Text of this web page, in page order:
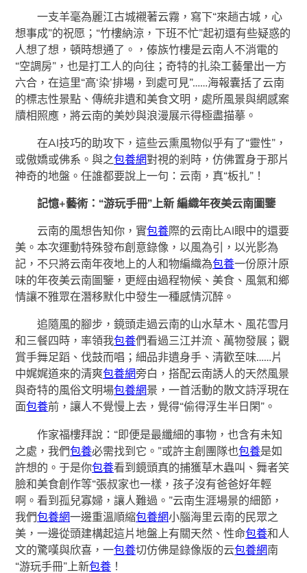
一支羊毫為麗江古城襯著云霧，寫下“來趟古城，心
想事成”的祝愿；“竹樓納涼，下班不忙”起初還有些疑惑的
人想了想，頓時想通了。，傣族竹樓是云南人不消電的
“空調房”，也是打工人的向往；奇特的扎染工藝暈出一方
六合，在這里“高‘染’排場，到處可見”……海報囊括了云南
的標志性景點、傳統非遺和美食文明，處所風景與網感案
牘相照應，將云南的美妙與浪漫展示得極盡描摹。
在AI技巧的助攻下，這些云熏風物似乎有了“靈性”，
或傲嬌或佛系。與之包養網對視的剎時，仿佛置身于那片
神奇的地盤。任誰都要說上一句：云南，真“板扎”！
記憶+藝術：“游玩手冊”上新 編織年夜美云南圖鑒
云南的風想告知你，實包養際的云南比AI眼中的還要
美。本次運動特殊發布創意錄像，以風為引，以光影為
記，不只將云南年夜地上的人和物編織為包養一份原汁原
味的年夜美云南圖鑒，更經由過程物候、美食、風氣和鄉
情讓不雅眾在潛移默化中發生一種感情沉醉。
追隨風的腳步，鏡頭走過云南的山水草木、風花雪月
和三餐四時，率領我包養們看過三江并流、萬物發展；觀
賞手舞足蹈、伐鼓而唱；細品非遺身手、清歡至味……片
中娓娓道來的清爽包養網旁白，搭配云南誘人的天然風景
與奇特的風俗文明場包養網景，一首活動的散文詩浮現在
面包養前，讓人不覺慢上去，覺得“偷得浮生半日閑”。
作家福樓拜說：“即便是最纖細的事物，也含有未知
之處，我們包養必需找到它。”或許主創團隊也包養是如
許想的。于是你包養看到鏡頭真的捕獲草木蟲叫、舞者笑
臉和美食創作等“張叔家也一樣，孩子沒有爸爸好年輕
啊。看到孤兒寡婦，讓人難過。”云南生涯場景的細節，
我們包養網一邊重溫順縮包養網小腦海里云南的民眾之
美，一邊從頭建構起這片地盤上有關天然、性命包養和人
文的驚嘆與欣喜，一包養切仿佛是錄像版的云包養網南
“游玩手冊”上新包養 ！